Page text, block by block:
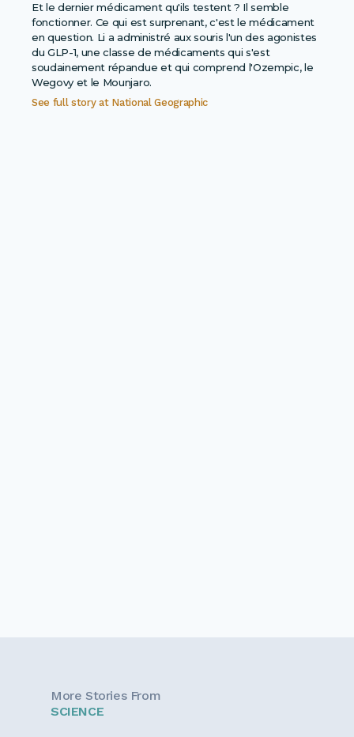
Et le dernier médicament qu'ils testent ? Il semble
fonctionner. Ce qui est surprenant, c'est le médicament
en question. Li a administré aux souris l'un des agonistes
du GLP-1, une classe de médicaments qui s'est
soudainement répandue et qui comprend l'Ozempic, le
Wegovy et le Mounjaro.
See full story atNational Geographic
More Stories From
SCIENCE